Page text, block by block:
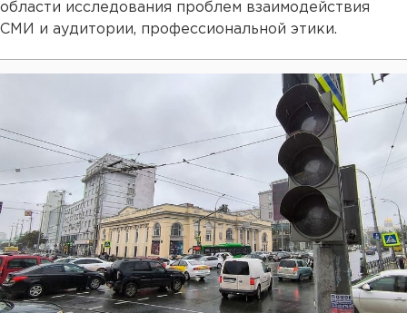
области исследования проблем взаимодействия
СМИ и аудитории, профессиональной этики.